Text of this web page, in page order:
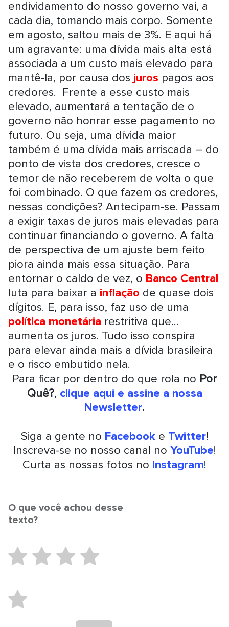
endividamento do nosso governo vai, a
cada dia, tomando mais corpo. Somente
em agosto, saltou mais de 3%. E aqui há
um agravante: uma dívida mais alta está
associada a um custo mais elevado para
mantê-la, por causa dos juros pagos aos
credores. Frente a esse custo mais
elevado, aumentará a tentação de o
governo não honrar esse pagamento no
futuro. Ou seja, uma dívida maior
também é uma dívida mais arriscada – do
ponto de vista dos credores, cresce o
temor de não receberem de volta o que
foi combinado. O que fazem os credores,
nessas condições? Antecipam-se. Passam
a exigir taxas de juros mais elevadas para
continuar financiando o governo. A falta
de perspectiva de um ajuste bem feito
piora ainda mais essa situação. Para
entornar o caldo de vez, o Banco Central
luta para baixar a inflação de quase dois
dígitos. E, para isso, faz uso de uma
política monetária restritiva que...
aumenta os juros. Tudo isso conspira
para elevar ainda mais a dívida brasileira
e o risco embutido nela.
Para ficar por dentro do que rola no Por
Quê?, clique aqui e assine a nossa
Newsletter.
Siga a gente no Facebooke Twitter!
Inscreva-se no nosso canal no YouTube!
Curta as nossas fotos no Instagram!
O que você achou desse
texto?